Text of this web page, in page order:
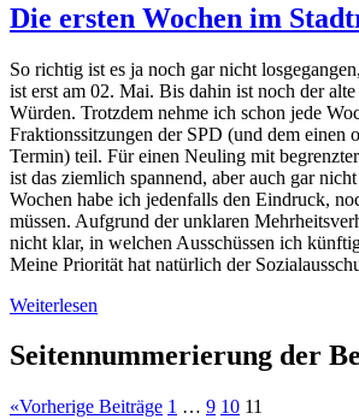
Die ersten Wochen im
So richtig ist es ja noch gar nicht
ist erst am 02. Mai. Bis dahin ist noch der
Würden. Trotzdem nehme ich schon jede
Fraktionssitzungen der SPD (und dem einen
Termin) teil. Für einen Neuling mit
ist das ziemlich spannend, aber auch gar
Wochen habe ich jedenfalls den Eindruck,
müssen. Aufgrund der unklaren
nicht klar, in welchen Ausschüssen ich
Meine Priorität hat natürlich der
Weiterlesen
Seitennummerierung der
«Vorherige Beiträge 1 … 9 10 11